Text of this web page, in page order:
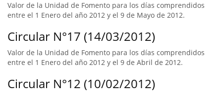
Valor de la Unidad de Fomento para los días comprendidos
entre el 1 Enero del año 2012 y el 9 de Mayo de 2012.
Circular N°17 (14/03/2012)
Valor de la Unidad de Fomento para los días comprendidos
entre el 1 Enero del año 2012 y el 9 de Abril de 2012.
Circular N°12 (10/02/2012)